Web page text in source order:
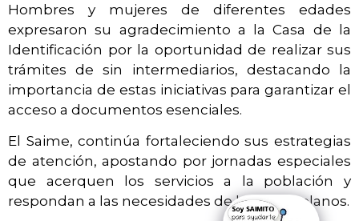
Hombres y mujeres de diferentes edades
expresaron su agradecimiento a la Casa de la
Identificación por la oportunidad de realizar sus
trámites de sin intermediarios, destacando la
importancia de estas iniciativas para garantizar el
acceso a documentos esenciales.
El Saime, continúa fortaleciendo sus estrategias
de atención, apostando por jornadas especiales
que acerquen los servicios a la población y
respondan a las necesidades de los venezolanos.